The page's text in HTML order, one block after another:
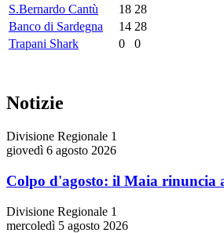
S.Bernardo Cantù
18 28
Banco di Sardegna
14 28
Trapani Shark
0 0
Notizie
Divisione Regionale 1
giovedì 6 agosto 2026
Colpo d'agosto: il Maia rinuncia
Divisione Regionale 1
mercoledì 5 agosto 2026